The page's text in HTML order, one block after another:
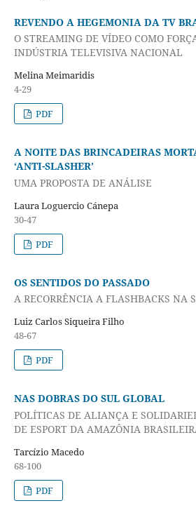
REVENDO A HEGEMONIA DA TV
O STREAMING DE VÍDEO COMO
INDÚSTRIA TELEVISIVA NACIONAL
Melina Meimaridis
4-29
PDF
A NOITE DAS BRINCADEIRAS
‘ANTI-SLASHER’
UMA PROPOSTA DE ANÁLISE
Laura Loguercio Cánepa
30-47
PDF
OS SENTIDOS DO PASSADO
A RECORRÊNCIA A FLASHBACKS NA
Luiz Carlos Siqueira Filho
48-67
PDF
NAS DOBRAS DO SUL GLOBAL
POLÍTICAS DE ALIANÇA E
DE ESPORT DA AMAZÔNIA
Tarcízio Macedo
68-100
PDF